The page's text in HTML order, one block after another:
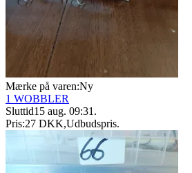
Mærke på varen:Ny
1 WOBBLER
Sluttid15 aug. 09:31 .
Pris:27 DKK,Udbudspris.